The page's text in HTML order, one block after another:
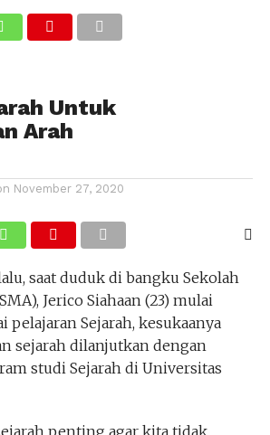
Untuk
Arah
November 27, 2020
saat duduk di bangku Sekolah
Jerico Siahaan (23) mulai
Sejarah, kesukaanya
sejarah dilanjutkan dengan
studi Sejarah di Universitas
penting agar kita tidak